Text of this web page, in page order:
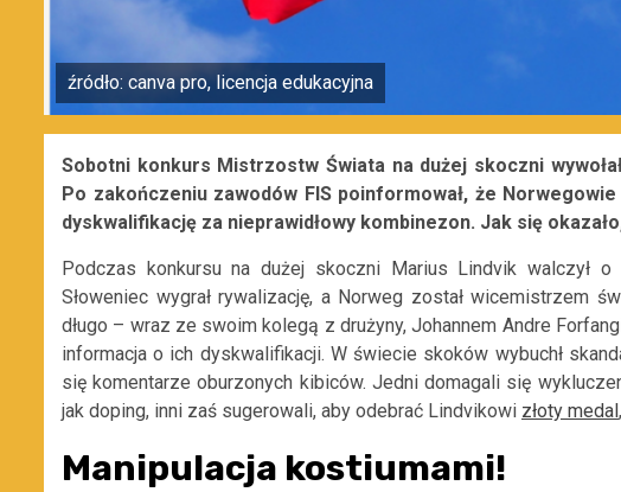
źródło: canva pro, licencja edukacyjna
Sobotni konkurs Mistrzostw Świata na dużej skoczni
Po zakończeniu zawodów FIS poinformował, że
dyskwalifikację za nieprawidłowy kombinezon. Jak się
Podczas konkursu na dużej skoczni Marius Lindvik walczył
Słoweniec wygrał rywalizację, a Norweg został wicemistrzem
długo – wraz ze swoim kolegą z drużyny, Johannem Andre
informacja o ich dyskwalifikacji. W świecie skoków wybuchł
się komentarze oburzonych kibiców. Jedni domagali się
jak doping, inni zaś sugerowali, aby odebrać Lindvikowi złoty medal
Manipulacja kostiumami!